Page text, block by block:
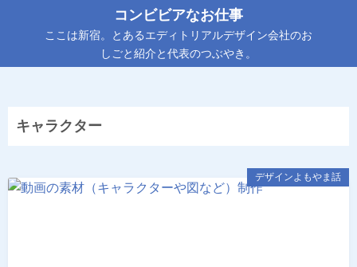
ン
ッ
コンビビアなお仕事
ここは新宿。とあるエディトリアルデザイン会社のお
しごと紹介と代表のつぶやき。
キャラクター
デザインよもやま話